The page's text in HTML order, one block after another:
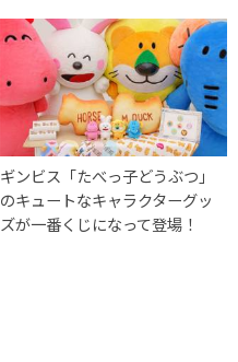
ギンビス「たべっ子どうぶつ」
のキュートなキャラクターグッ
ズが一番くじになって登場！